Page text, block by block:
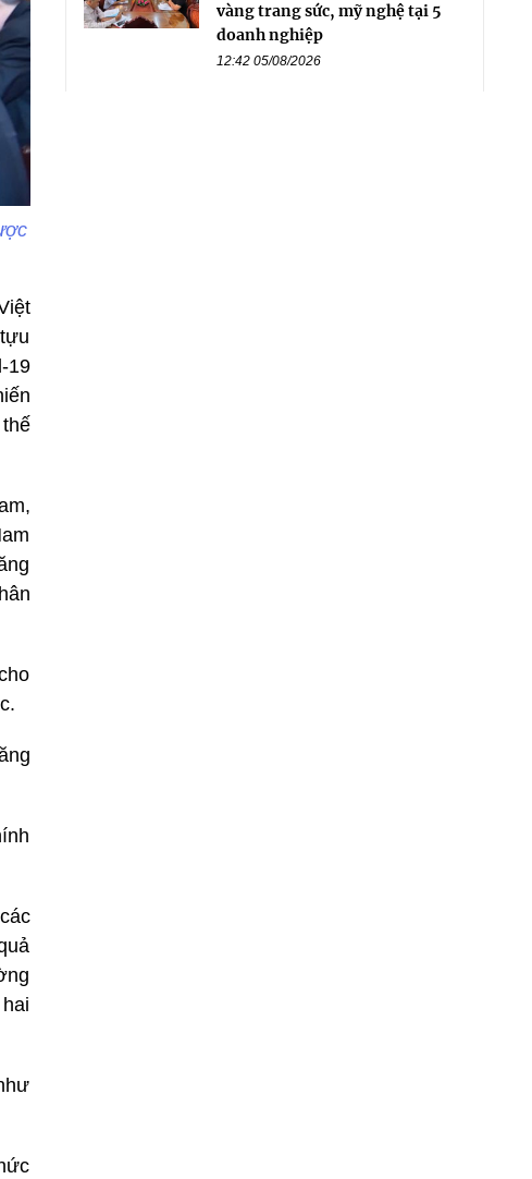
19
vàng trang sức, mỹ nghệ tại 5
doanh nghiệp
12:42 05/08/2026